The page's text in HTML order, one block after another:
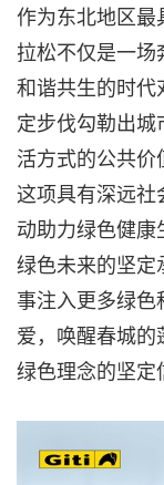
作为东北地区
拉松不仅是一
和谐共生的时
定步伐勾勒出
活方式的公共
这项具有深远
动助力绿色健
绿色未来的坚
事注入更多绿
爱，唤醒春城
绿色理念的坚定